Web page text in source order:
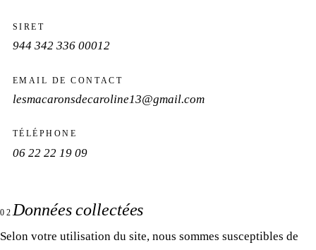
SIRET
944 342 336 00012
EMAIL DE CONTACT
lesmacaronsdecaroline13@gmail.com
TÉLÉPHONE
06 22 22 19 09
02 Données collectées
Selon votre utilisation du site, nous sommes susceptibles de